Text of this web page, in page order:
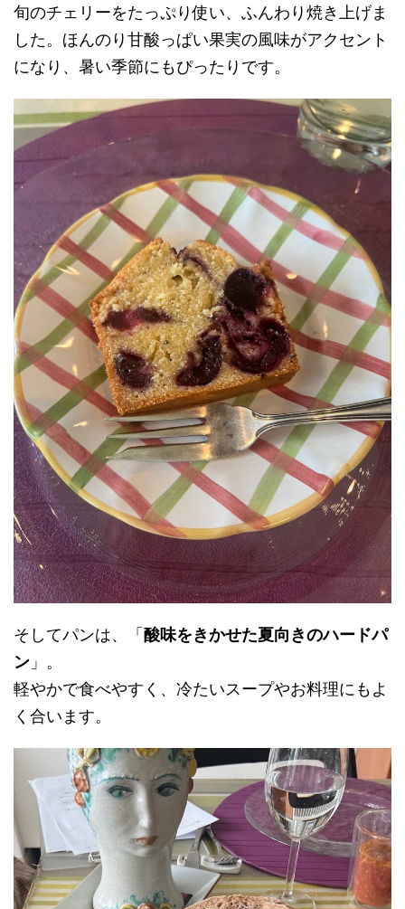
旬のチェリーをたっぷり使い、ふんわり焼き上げま
した。ほんのり甘酸っぱい果実の風味がアクセント
になり、暑い季節にもぴったりです。
そしてパンは、「酸味をきかせた夏向きのハードパ
ン 」。
軽やかで食べやすく、冷たいスープやお料理にもよ
く合います。